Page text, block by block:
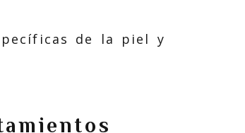
de la piel y